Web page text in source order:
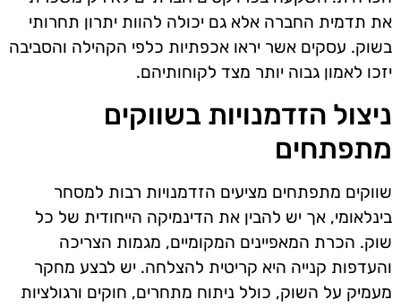
את תדמית החברה אלא גם יכולה להוות יתרון תחרותי
בשוק. עסקים אשר יראו אכפתיות כלפי הקהילה והסביבה
יזכו לאמון גבוה יותר מצד לקוחותיהם.
ניצול הזדמנויות בשווקים
מתפתחים
שווקים מתפתחים מציעים הזדמנויות רבות למסחר
בינלאומי, אך יש להבין את הדינמיקה הייחודית של כל
שוק. הכרת המאפיינים המקומיים, מגמות הצריכה
והעדפות קנייה היא קריטית להצלחה. יש לבצע מחקר
מעמיק על השוק, כולל ניתוח מתחרים, חוקים ורגולציות